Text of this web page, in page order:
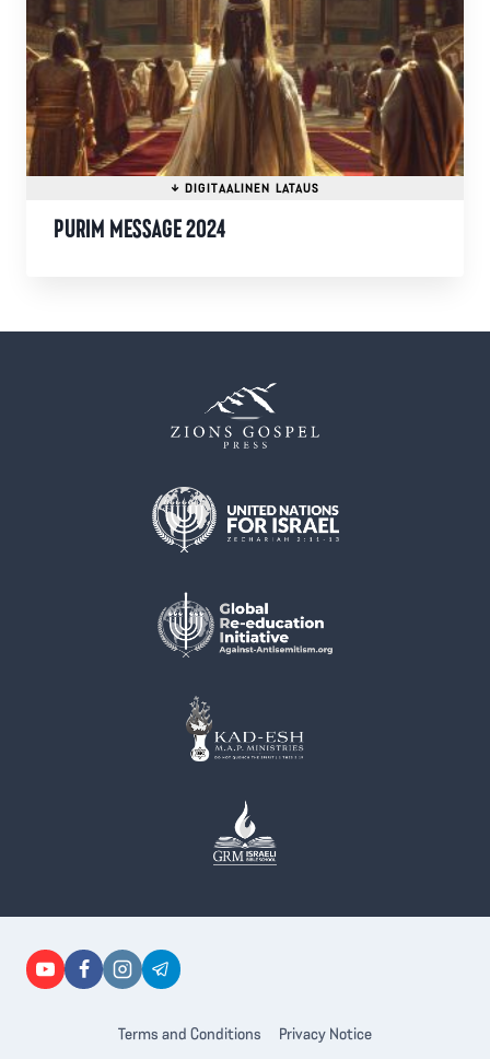
Voit
tehdä
valinnat
tuotteen
sivulla.
PURIM MESSAGE 2024
Terms and Conditions Privacy Notice